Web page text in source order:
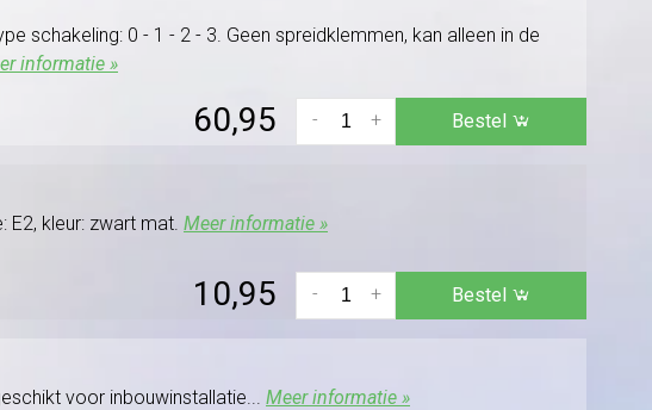
schakeling: 0 - 1 - 2 - 3. Geen spreidklemmen, kan alleen in de
informatie »
60,95 +
- Bestel
kleur: zwart mat. Meer informatie »
10,95 +
- Bestel
voor inbouwinstallatie... Meer informatie »